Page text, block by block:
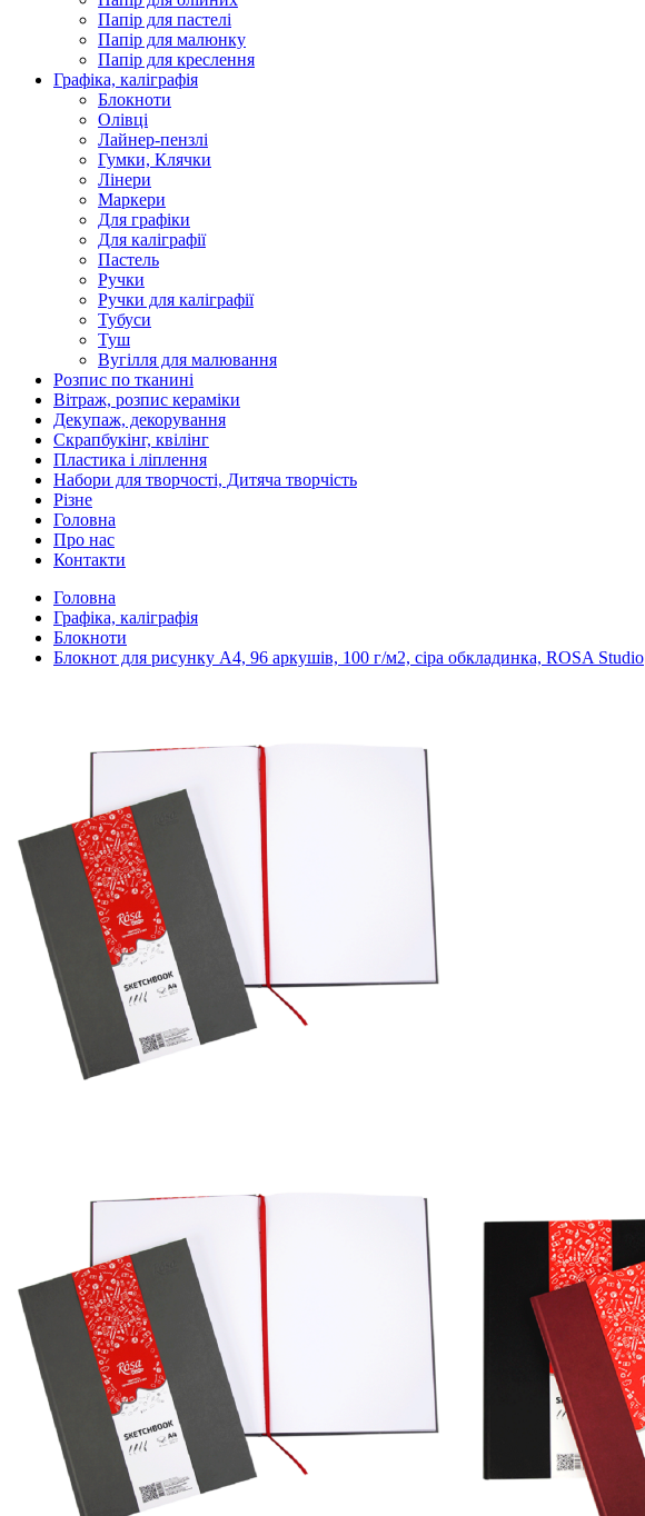
Папір для пастелі
Папір для малюнку
Папір для креслення
Графіка, каліграфія
Блокноти
Олівці
Лайнер-пензлі
Гумки, Клячки
Лінери
Маркери
Для графіки
Для каліграфії
Пастель
Ручки
Ручки для каліграфії
Тубуси
Туш
Вугілля для малювання
Розпис по тканині
Вітраж, розпис кераміки
Декупаж, декорування
Скрапбукінг, квілінг
Пластика і ліплення
Набори для творчості, Дитяча творчість
Різне
Головна
Про нас
Контакти
Головна
Графіка, каліграфія
Блокноти
Блокнот для рисунку A4, 96 аркушів, 100 г/м2, сіра обкладинка, ROSA Studio